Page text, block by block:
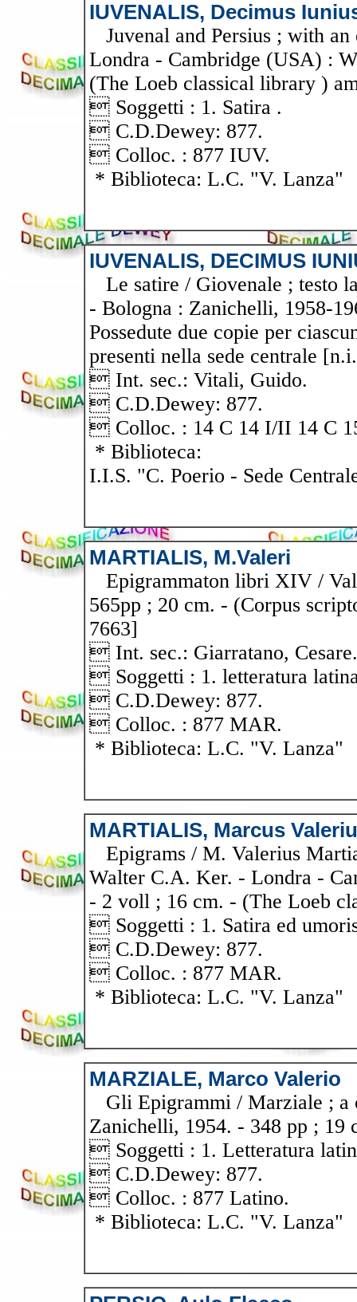
IUVENALIS, Decimus
Juvenal and Persius ; with
Londra - Cambridge (USA) :
(The Loeb classical library )
 Soggetti : 1. Satira .
 C.D.Dewey: 877.
 Colloc. : 877 IUV.
* Biblioteca: L.C. "V. Lanza"
IUVENALIS, DECIMUS
Le satire / Giovenale ; testo
- Bologna : Zanichelli, 1958-
Possedute due copie per
presenti nella sede centrale
 Int. sec.: Vitali, Guido.
 C.D.Dewey: 877.
 Colloc. : 14 C 14 I/II 14 C
* Biblioteca:
I.I.S. "C. Poerio - Sede
MARTIALIS, M.Valeri
Epigrammaton libri XIV /
565pp ; 20 cm. - (Corpus
7663]
 Int. sec.: Giarratano, Cesare.
 Soggetti : 1. letteratura
 C.D.Dewey: 877.
 Colloc. : 877 MAR.
* Biblioteca: L.C. "V. Lanza"
MARTIALIS, Marcus
Epigrams / M. Valerius
Walter C.A. Ker. - Londra -
- 2 voll ; 16 cm. - (The Loeb
 Soggetti : 1. Satira ed
 C.D.Dewey: 877.
 Colloc. : 877 MAR.
* Biblioteca: L.C. "V. Lanza"
MARZIALE, Marco Valerio
Gli Epigrammi / Marziale ; a
Zanichelli, 1954. - 348 pp ; 19
 Soggetti : 1. Letteratura
 C.D.Dewey: 877.
 Colloc. : 877 Latino.
* Biblioteca: L.C. "V. Lanza"